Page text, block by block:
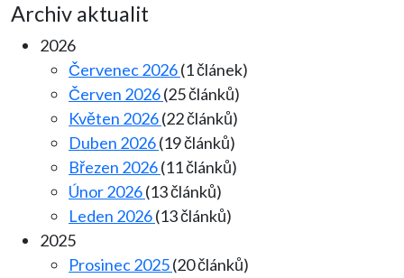
Archiv aktualit
2026
Červenec 2026(1 článek)
Červen 2026(25 článků)
Květen 2026(22 článků)
Duben 2026(19 článků)
Březen 2026(11 článků)
Únor 2026(13 článků)
Leden 2026(13 článků)
2025
Prosinec 2025(20 článků)